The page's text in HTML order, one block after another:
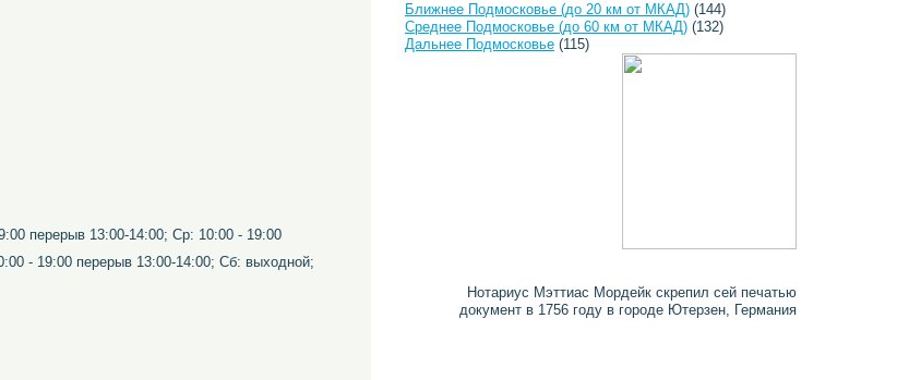
перерыв 13:00-14:00; Ср: 10:00 - 19:00
- 19:00 перерыв 13:00-14:00; Сб: выходной;
Ближнее Подмосковье (до 20 км от МКАД) (144)
Среднее Подмосковье (до 60 км от МКАД) (132)
Дальнее Подмосковье (115)
Нотариус Мэттиас Мордейк скрепил сей печатью
документ в 1756 году в городе Ютерзен, Германия